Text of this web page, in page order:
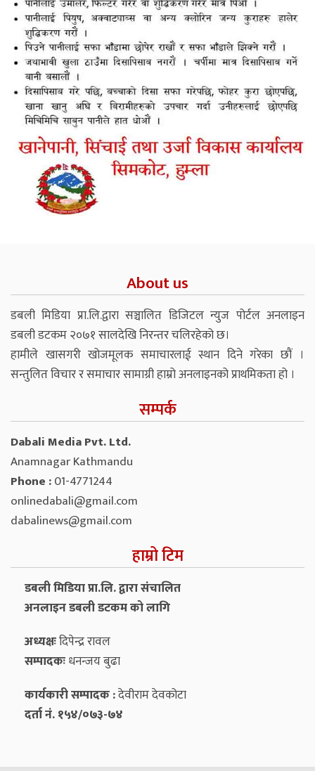
About us
डबली मिडिया प्रा.लि.द्वारा सञ्चालित डिजिटल न्युज पोर्टल अनलाइन
डबली डटकम २०७१ सालदेखि निरन्तर चलिरहेको छ।
हामीले खासगरी खोजमूलक समाचारलाई स्थान दिने गरेका छौं ।
सन्तुलित विचार र समाचार सामाग्री हाम्रो अनलाइनको प्राथमिकता हो ।
सम्पर्क
Dabali Media Pvt. Ltd.
Anamnagar Kathmandu
Phone :01-4771244
onlinedabali@gmail.com
dabalinews@gmail.com
हाम्रो टिम
डबली मिडिया प्रा.लि. द्वारा संचालित
अनलाइन डबली डटकम को लागि
अध्यक्षःदिपेन्द्र रावल
सम्पादकःधनन्‍जय बुढा
कार्यकारी सम्पादक :देवीराम देवकोटा
दर्ता नं. १५४/०७३-७४